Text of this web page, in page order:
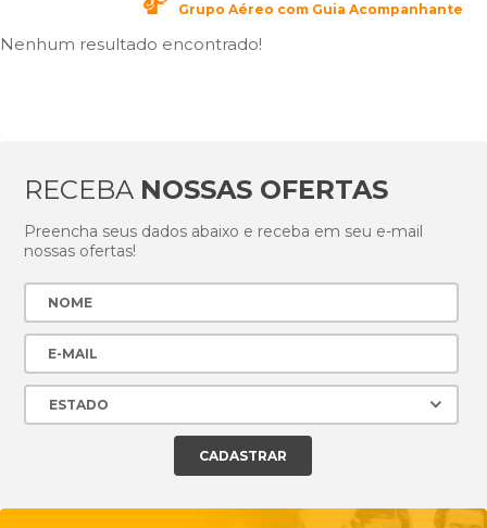
Grupo Aéreo com Guia Acompanhante
Nenhum resultado encontrado!
RECEBA NOSSAS OFERTAS
Preencha seus dados abaixo e receba em seu e-mail
nossas ofertas!